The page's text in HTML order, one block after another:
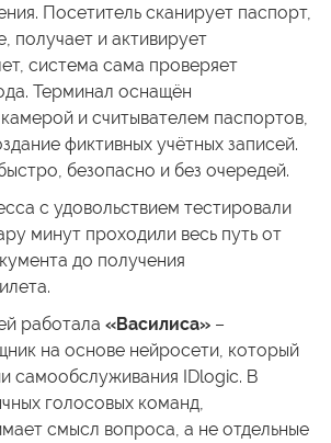
Посетитель сканирует паспорт,
получает и активирует
система сама проверяет
Терминал оснащён
и считывателем паспортов,
фиктивных учётных записей.
безопасно и без очередей.
с удовольствием тестировали
минут проходили весь путь от
до получения
работала «Василиса» –
на основе нейросети, который
самообслуживания IDlogic. В
голосовых команд,
смысл вопроса, а не отдельные